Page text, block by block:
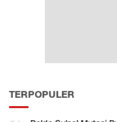
TERPOPULER